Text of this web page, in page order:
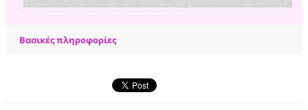
Βασικές πληροφορίες